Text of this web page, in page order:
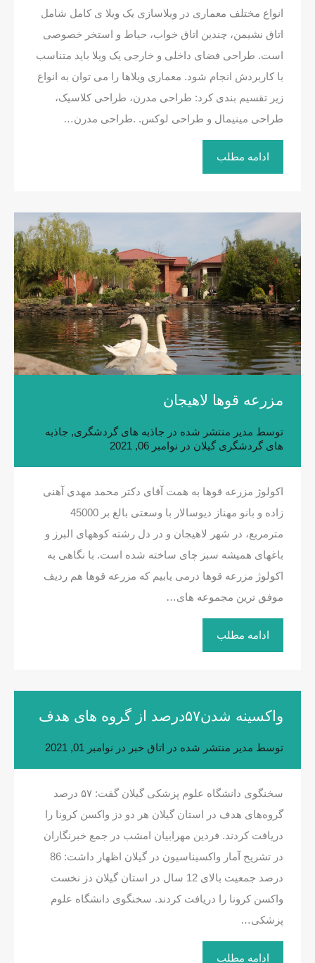
انواع مختلف معماری در ویلاسازی یک ویلا ی کامل شامل
اتاق نشیمن، چندین اتاق خواب، حیاط و استخر خصوصی
است. طراحی فضای داخلی و خارجی یک ویلا باید متناسب
با کاربردش انجام شود. معماری ویلاها را می توان به انواع
زیر تقسیم بندی کرد: طراحی مدرن، طراحی کلاسیک،
طراحی مینیمال و طراحی لوکس. .طراحی مدرن…
ادامه مطلب
مزرعه قوها لاهیجان
توسط مدیر منتشر شده در جاذبه های گردشگری, جاذبه
های گردشگری گیلان در نوامبر 06, 2021
اکولوژ مزرعه قوها به همت آقای دکتر محمد مهدی آهنی
زاده و بانو مهناز دیوسالار با وسعتی بالغ بر 45000
مترمربع، در شهر لاهیجان و در دل رشته کوههای البرز و
باغهای همیشه سبز چای ساخته شده است. با نگاهی به
اکولوژ مزرعه قوها درمی یابیم که مزرعه قوها هم ردیف
موفق ترین مجموعه های…
ادامه مطلب
واکسینه شدن۵۷درصد از گروه های هدف
توسط مدیر منتشر شده در اتاق خبر در نوامبر 01, 2021
سخنگوی دانشگاه علوم پزشکی گیلان گفت: ۵۷ درصد
گروه‌های هدف در استان گیلان هر دو دز واکسن کرونا را
دریافت کردند. فردین مهرابیان امشب در جمع خبرنگاران
در تشریح آمار واکسیناسیون در گیلان اظهار داشت: 86
درصد جمعیت بالای 12 سال در استان گیلان دز نخست
واکسن کرونا را دریافت کردند. سخنگوی دانشگاه علوم
پزشکی…
ادامه مطلب